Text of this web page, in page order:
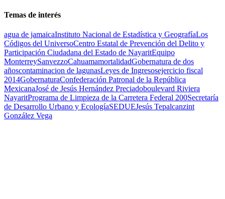
Temas de interés
agua de jamaicaInstituto Nacional de Estadística y GeografíaLos
Códigos del UniversoCentro Estatal de Prevención del Delito y
Participación Ciudadana del Estado de NayaritEquipo
MonterreySanvezzoCahuamamortalidadGobernatura de dos
añoscontaminacion de lagunasLeyes de Ingresosejercicio fiscal
2014GobernaturaConfederación Patronal de la República
MexicanaJosé de Jesús Hernández Preciadoboulevard Riviera
NayaritPrograma de Limpieza de la Carretera Federal 200Secretaría
de Desarrollo Urbano y EcologíaSEDUEJesús Tepalcanzint
González Vega